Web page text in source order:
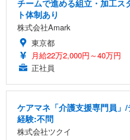
チームで進める組立・加工ス
ト体制あり
株式会社Amark
東京都
月給22万2,000円～40万円
正社員
ケアマネ「介護支援専門員」
経験:不問
株式会社ツクイ